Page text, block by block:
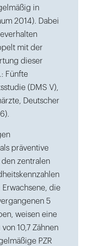
in
2014). Dabei
mit der
dieser
Fünfte
(DMS V),
Deutscher
präventive
zentralen
die
5
weisen eine
10,7 Zähnen
PZR